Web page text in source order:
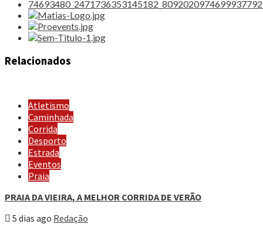
Relacionados
Atletismo
Caminhada
Corrida
Desporto
Estrada
Eventos
Praia
PRAIA DA VIEIRA, A MELHOR CORRIDA DE VERÃO
5 dias ago Redação